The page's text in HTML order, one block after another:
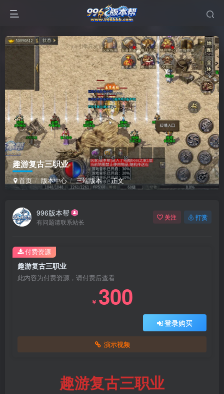
趣游复古三职业
首页 版本中心 三端版本 正文
996版本帮
有问题请联系站长
关注 打赏
趣游复古三职业
此内容为付费资源，请付费后查看
￥ 300
登录购买
演示视频
付费资源
趣游复古三职业